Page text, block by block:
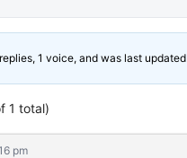
1 voice, and was last updated
1 total)
pm